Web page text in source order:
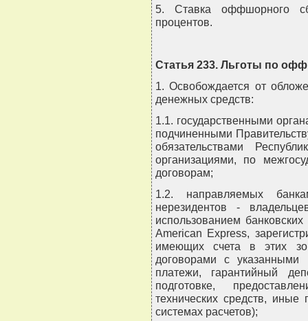
5. Ставка оффшорного
процентов.
Статья 233. Льготы по
1. Освобождается от
денежных средств:
1.1. государственными
подчиненными
обязательствами
организациями, по
договорам;
1.2. направляемых
нерезидентов -
использованием
American Express,
имеющих счета в этих
договорами с указанными
платежи, гарантийный
подготовке,
технических средств,
системах расчетов);